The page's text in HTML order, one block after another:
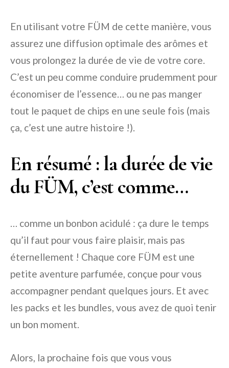
En utilisant votre FÜM de cette manière, vous
assurez une diffusion optimale des arômes et
vous prolongez la durée de vie de votre core.
C’est un peu comme conduire prudemment pour
économiser de l’essence… ou ne pas manger
tout le paquet de chips en une seule fois (mais
ça, c’est une autre histoire !).
En résumé : la durée de vie
du FÜM, c’est comme…
… comme un bonbon acidulé : ça dure le temps
qu’il faut pour vous faire plaisir, mais pas
éternellement ! Chaque core FÜM est une
petite aventure parfumée, conçue pour vous
accompagner pendant quelques jours. Et avec
les packs et les bundles, vous avez de quoi tenir
un bon moment.
Alors, la prochaine fois que vous vous